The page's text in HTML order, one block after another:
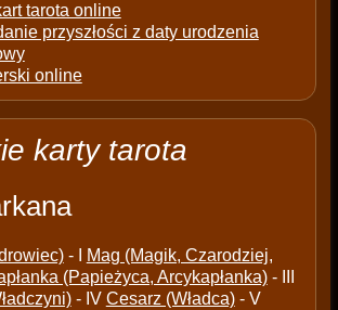
tarota online
przyszłości z daty urodzenia
online
karty tarota
- I
Mag (Magik, Czarodziej,
(Papieżyca, Arcykapłanka)- III
- IV Cesarz (Władca)- V